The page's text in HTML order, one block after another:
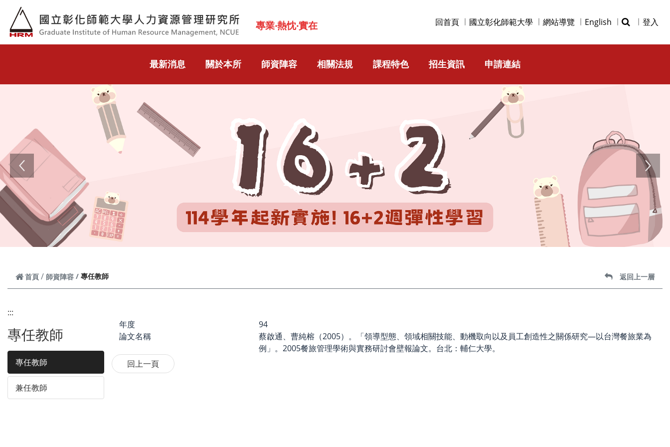
跳到主要內容
專業‧熱忱‧實在 回首頁 國立彰化師範大學 網站導覽 English 登入
最新消息 關於本所 師資陣容 相關法規 課程特色 招生資訊 申請連結
Previous Next
首頁 師資陣容 專任教師 返回上一層
:::
專任教師
專任教師
兼任教師
年度
94
論文名稱
蔡啟通、曹純榕（2005）。「領導型態、領域相關技能、動機取向以及員工創造性之關係研究—以台灣餐旅業為
例」。2005餐旅管理學術與實務研討會壁報論文。台北：輔仁大學。